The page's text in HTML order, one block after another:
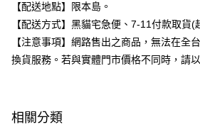
大哥付你分期
相關說明
【大哥付你分期使用說明】
1.本服務由台灣大哥大提供，台灣大哥大用戶可
4.訂單成立30分鐘內，如未前往確認交易或遇審
ATM付款
全家取貨付款
【配送地點】限本島。
【配送方式】黑貓宅急便、7-11付款取貨
【注意事項】網路售出之商品，無法在全
換貨服務。若與實體門市價格不同時，請
相關分類